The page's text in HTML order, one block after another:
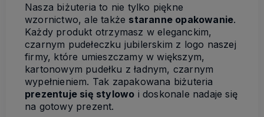
Nasza biżuteria to nie tylko piękne
wzornictwo, ale także staranne opakowanie.
Każdy produkt otrzymasz w eleganckim,
czarnym pudełeczku jubilerskim z logo naszej
firmy, które umieszczamy w większym,
kartonowym pudełku z ładnym, czarnym
wypełnieniem. Tak zapakowana biżuteria
prezentuje się stylowo i doskonale nadaje się
na gotowy prezent.